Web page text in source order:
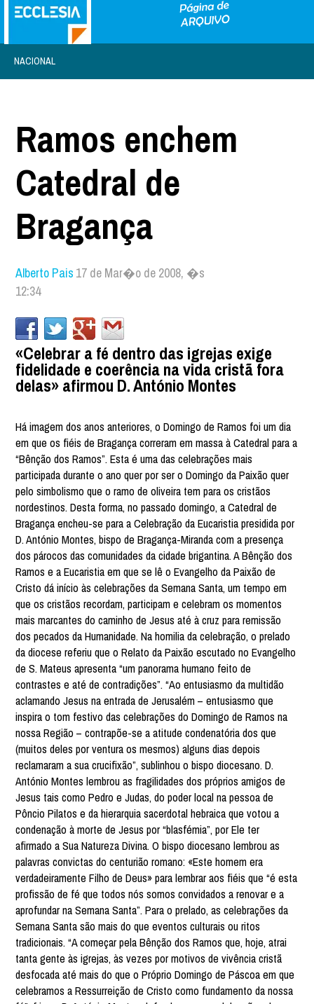
NACIONAL
Ramos enchem
Catedral de
Bragança
Alberto Pais 17 de Mar�o de 2008, �s
12:34
«Celebrar a fé dentro das igrejas exige
fidelidade e coerência na vida cristã fora
delas» afirmou D. António Montes
Há imagem dos anos anteriores, o Domingo de Ramos foi um dia
em que os fiéis de Bragança correram em massa à Catedral para a
“Bênção dos Ramos”. Esta é uma das celebrações mais
participada durante o ano quer por ser o Domingo da Paixão quer
pelo simbolismo que o ramo de oliveira tem para os cristãos
nordestinos. Desta forma, no passado domingo, a Catedral de
Bragança encheu-se para a Celebração da Eucaristia presidida por
D. António Montes, bispo de Bragança-Miranda com a presença
dos párocos das comunidades da cidade brigantina. A Bênção dos
Ramos e a Eucaristia em que se lê o Evangelho da Paixão de
Cristo dá início às celebrações da Semana Santa, um tempo em
que os cristãos recordam, participam e celebram os momentos
mais marcantes do caminho de Jesus até à cruz para remissão
dos pecados da Humanidade. Na homilia da celebração, o prelado
da diocese referiu que o Relato da Paixão escutado no Evangelho
de S. Mateus apresenta “um panorama humano feito de
contrastes e até de contradições”. “Ao entusiasmo da multidão
aclamando Jesus na entrada de Jerusalém – entusiasmo que
inspira o tom festivo das celebrações do Domingo de Ramos na
nossa Região – contrapõe-se a atitude condenatória dos que
(muitos deles por ventura os mesmos) alguns dias depois
reclamaram a sua crucifixão”, sublinhou o bispo diocesano. D.
António Montes lembrou as fragilidades dos próprios amigos de
Jesus tais como Pedro e Judas, do poder local na pessoa de
Pôncio Pilatos e da hierarquia sacerdotal hebraica que votou a
condenação à morte de Jesus por “blasfémia”, por Ele ter
afirmado a Sua Natureza Divina. O bispo diocesano lembrou as
palavras convictas do centurião romano: «Este homem era
verdadeiramente Filho de Deus» para lembrar aos fiéis que “é esta
profissão de fé que todos nós somos convidados a renovar e a
aprofundar na Semana Santa”. Para o prelado, as celebrações da
Semana Santa são mais do que eventos culturais ou ritos
tradicionais. “A começar pela Bênção dos Ramos que, hoje, atrai
tanta gente às igrejas, às vezes por motivos de vivência cristã
desfocada até mais do que o Próprio Domingo de Páscoa em que
celebramos a Ressurreição de Cristo como fundamento da nossa